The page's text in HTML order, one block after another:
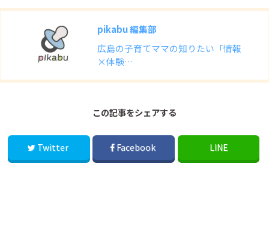
pikabu 編集部
広島の子育てママの知りたい「情報
×体験…
この記事をシェアする
Twitter Facebook LINE